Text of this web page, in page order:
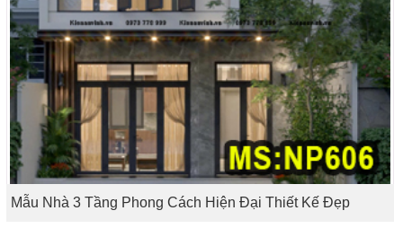
Mẫu Nhà 3 Tầng Phong Cách Hiện Đại Thiết Kế Đẹp